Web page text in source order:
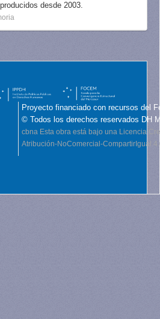
desde 2003.
Proyecto financiado con recursos del
© Todos los derechos reservados DH
cbna Esta obra está bajo una Licencia
Atribución-NoComercial-CompartirIgual